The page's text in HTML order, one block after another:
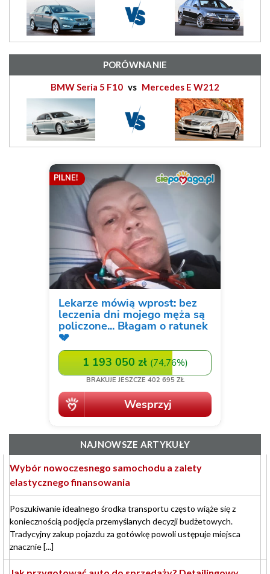
NAJNOWSZE ARTYKUŁY
Wybór nowoczesnego samochodu a zalety
elastycznego finansowania
Poszukiwanie idealnego środka transportu często wiąże się z
koniecznością podjęcia przemyślanych decyzji budżetowych.
Tradycyjny zakup pojazdu za gotówkę powoli ustępuje miejsca
znacznie [...]
PORÓWNANIE
BMW Seria 5 F10 vs Mercedes E W212